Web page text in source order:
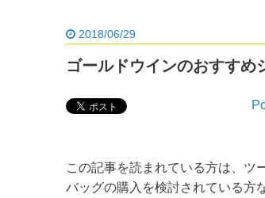
2018/06/29
ゴールドウインのおすすめ
この記事を読まれている方は、ツ
バッグの購入を検討されている方